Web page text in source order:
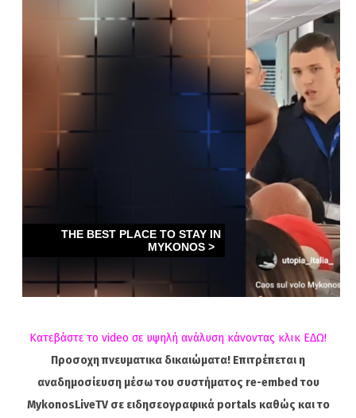
Κατεβάστε το video σε υψηλή ανάλυση κάνοντας κλικ ΕΔΩ!
Προσοχη πνευματικα δικαιώματα! Επιτρέπεται η
αναδημοσίευση μέσω του συστήματος re-embed του
MykonosLiveTV σε ειδησεογραφικά portals καθώς και το